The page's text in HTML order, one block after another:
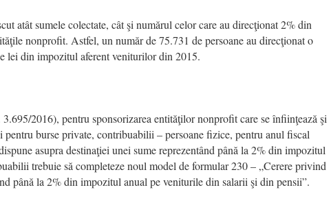
atât sumele colectate, cât şi numărul celor care au direcţionat 2% din
nonprofit. Astfel, un număr de 75.731 de persoane au direcţionat o
lei din impozitul aferent veniturilor din 2015.
2016), pentru sponsorizarea entităţilor nonprofit care se înfiinţează şi
burse private, contribuabilii – persoane fizice, pentru anul fiscal
asupra destinaţiei unei sume reprezentând până la 2% din impozitul
trebuie să completeze noul model de formular 230 – „Cerere privind
până la 2% din impozitul anual pe veniturile din salarii şi din pensii”.